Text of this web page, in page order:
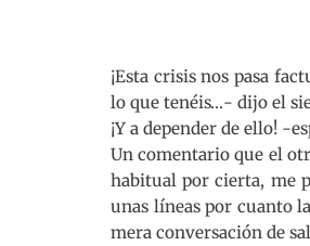
¡Esta crisis nos pasa
lo que tenéis…- dijo el
¡Y a depender de ello! -
Un comentario que el
habitual por cierta, me
unas líneas por cuanto
mera conversación de